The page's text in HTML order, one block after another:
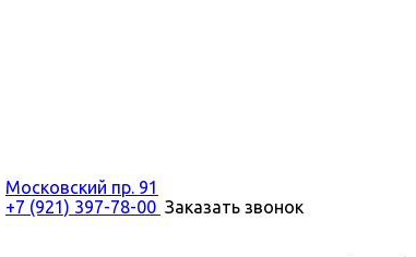
Московский пр. 91
+7 (921) 397-78-00 Заказать звонок